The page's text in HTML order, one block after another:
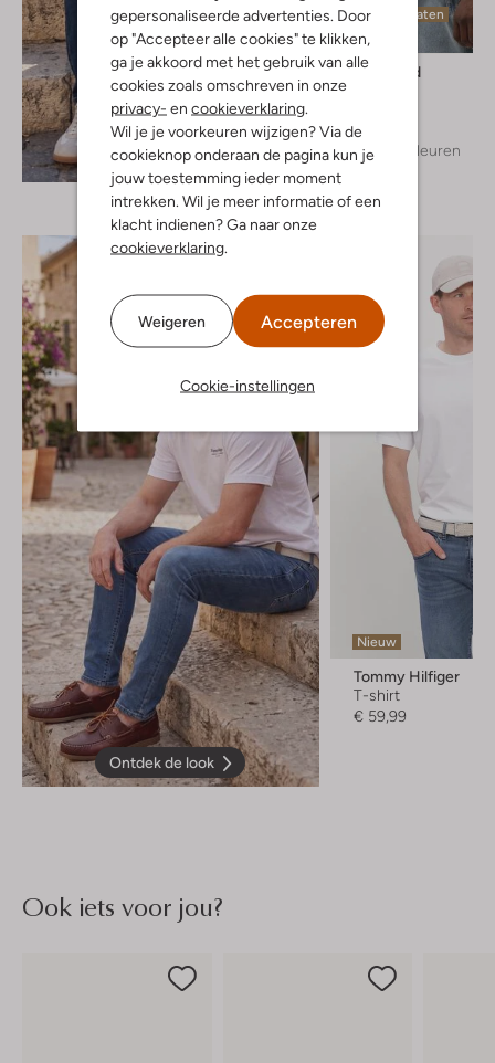
gepersonaliseerde advertenties. Door
op "Accepteer alle cookies" te klikken,
ga je akkoord met het gebruik van alle
cookies zoals omschreven in onze
privacy- en cookieverklaring.
Wil je je voorkeuren wijzigen? Via de
cookieknop onderaan de pagina kun je
jouw toestemming ieder moment
intrekken. Wil je meer informatie of een
klacht indienen? Ga naar onze
cookieverklaring.
Weigeren Accepteren
Cookie-instellingen
Ontdek de look
Laatste maten
Woodbird
+ meer kleuren
Ontdek de look
Nieuw
Tommy Hilfiger
T-shirt
€ 59,99
Ook iets voor jou?